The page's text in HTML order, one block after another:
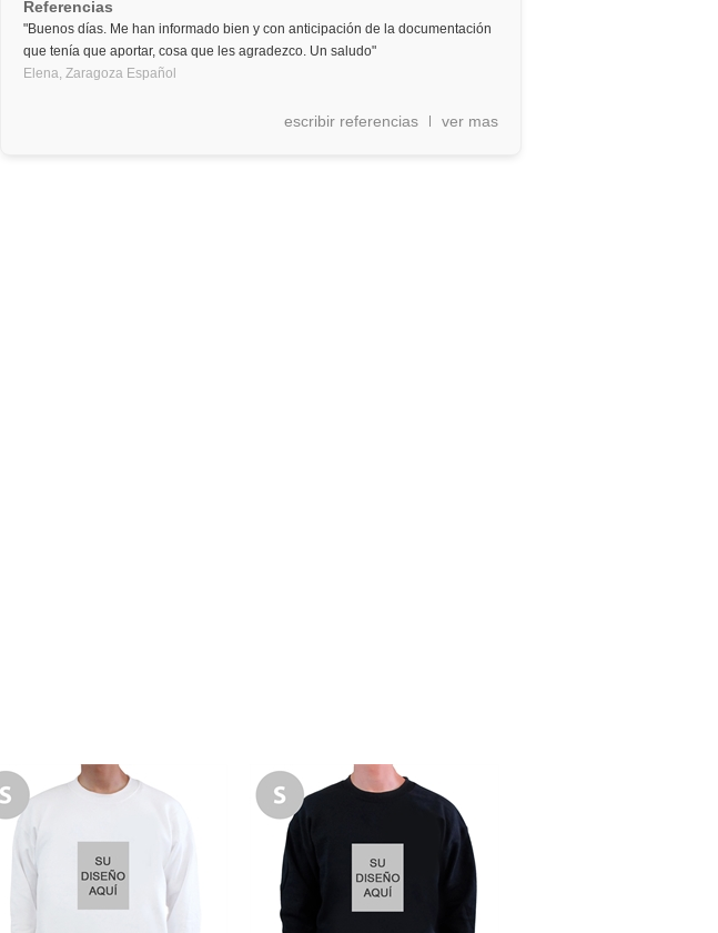
Referencias
"Buenos días. Me han informado bien y con anticipación de la documentación
que tenía que aportar, cosa que les agradezco. Un saludo"
Elena, Zaragoza Español
escribir referencias ver mas